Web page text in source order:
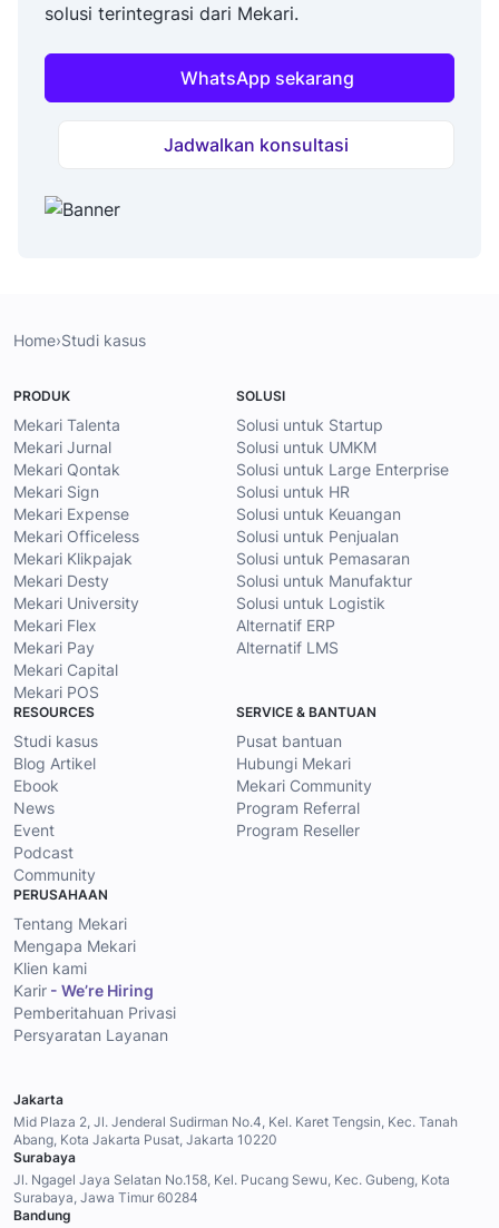
solusi terintegrasi dari Mekari.
WhatsApp sekarang
Jadwalkan konsultasi
Home›Studi kasus
PRODUK
Mekari Talenta
Mekari Jurnal
Mekari Qontak
Mekari Sign
Mekari Expense
Mekari Officeless
Mekari Klikpajak
Mekari Desty
Mekari University
Mekari Flex
Mekari Pay
Mekari Capital
Mekari POS
SOLUSI
Solusi untuk Startup
Solusi untuk UMKM
Solusi untuk Large Enterprise
Solusi untuk HR
Solusi untuk Keuangan
Solusi untuk Penjualan
Solusi untuk Pemasaran
Solusi untuk Manufaktur
Solusi untuk Logistik
Alternatif ERP
Alternatif LMS
RESOURCES
Studi kasus
Blog Artikel
Ebook
News
Event
Podcast
Community
SERVICE & BANTUAN
Pusat bantuan
Hubungi Mekari
Mekari Community
Program Referral
Program Reseller
PERUSAHAAN
Tentang Mekari
Mengapa Mekari
Klien kami
Karir - We’re Hiring
Pemberitahuan Privasi
Persyaratan Layanan
Jakarta
Mid Plaza 2, Jl. Jenderal Sudirman No.4, Kel. Karet Tengsin, Kec. Tanah
Abang, Kota Jakarta Pusat, Jakarta 10220
Surabaya
Jl. Ngagel Jaya Selatan No.158, Kel. Pucang Sewu, Kec. Gubeng, Kota
Surabaya, Jawa Timur 60284
Bandung